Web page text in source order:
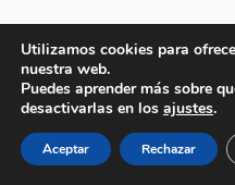
Utilizamos cookies para
nuestra web.
Puedes aprender más sobre
desactivarlas en los ajustes.
Aceptar Rechazar